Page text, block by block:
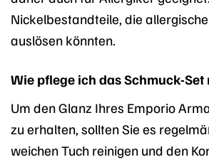
Nickelbestandteile, die
auslösen könnten.
Wie pflege ich das Schmuck-
Um den Glanz Ihres Emporio
zu erhalten, sollten Sie es
weichen Tuch reinigen und den